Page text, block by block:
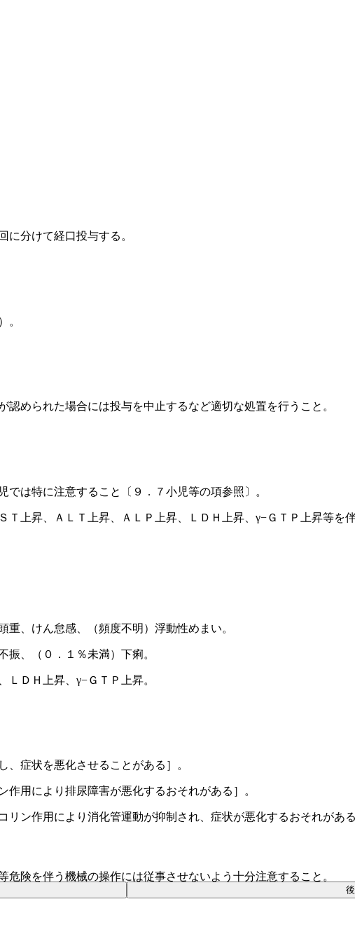
分けて経口投与する。
。
められた場合には投与を中止するなど適切な処置を行うこと。
は特に注意すること〔９．７小児等の項参照〕。
上昇、ＡＬＴ上昇、ＡＬＰ上昇、ＬＤＨ上昇、γ−ＧＴＰ上昇等を
、けん怠感、（頻度不明）浮動性めまい。
、（０．１％未満）下痢。
ＤＨ上昇、γ−ＧＴＰ上昇。
症状を悪化させることがある］。
用により排尿障害が悪化するおそれがある］。
ン作用により消化管運動が抑制され、症状が悪化するおそれがある
険を伴う機械の操作には従事させないよう十分注意すること。